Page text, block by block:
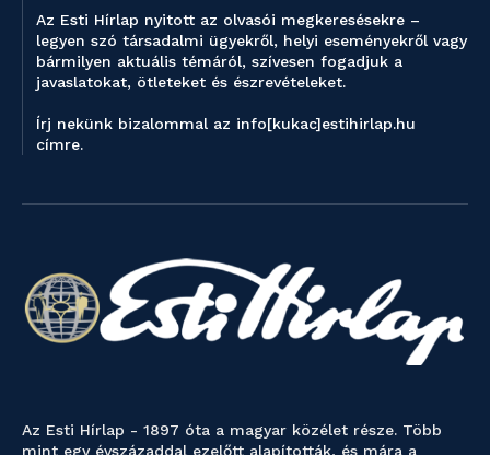
Az Esti Hírlap nyitott az olvasói megkeresésekre –
legyen szó társadalmi ügyekről, helyi eseményekről vagy
bármilyen aktuális témáról, szívesen fogadjuk a
javaslatokat, ötleteket és észrevételeket.
Írj nekünk bizalommal az info[kukac]estihirlap.hu
címre.
Az Esti Hírlap - 1897 óta a magyar közélet része. Több
mint egy évszázaddal ezelőtt alapították, és mára a